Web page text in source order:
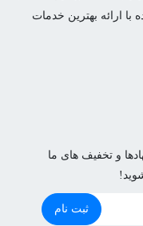
ارائه بهترین خدمات
و تخفیف های ما
ثبت نام